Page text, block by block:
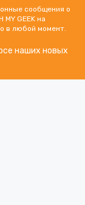
сообщения о
GEEK на
в любой момент.
наших новых